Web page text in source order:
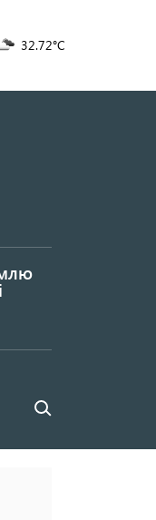
32.72°C
Пошук